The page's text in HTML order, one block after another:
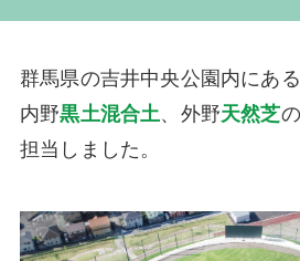
群馬県の吉井中央公園内にあ
内野黒土混合土、外野天然芝
担当しました。